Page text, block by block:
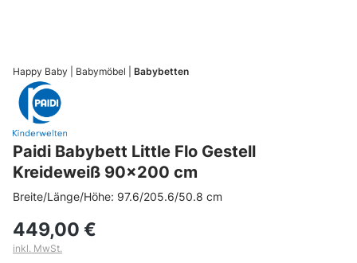
Happy Baby Babymöbel Babybetten
Paidi Babybett Little Flo Gestell
Kreideweiß 90x200 cm
Breite/Länge/Höhe: 97.6/205.6/50.8 cm
449,00 €
inkl. MwSt.